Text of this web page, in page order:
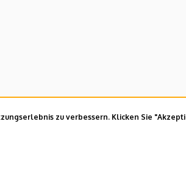
zu verbessern. Klicken Sie